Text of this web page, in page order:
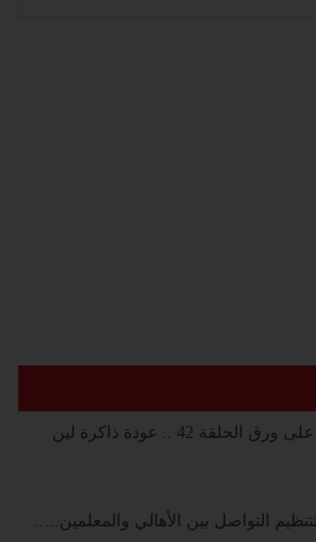
مسلسل حب على ورق الحلقة 42 .. عودة ذاكرة لين
التواصل بين الأهالي والمعلمين..…